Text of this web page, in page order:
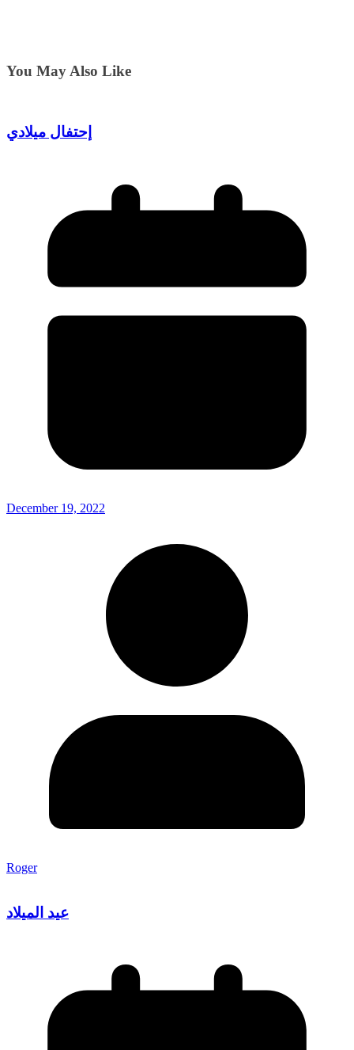
You May Also Like
إحتفال ميلادي
December 19, 2022
Roger
عيد الميلاد